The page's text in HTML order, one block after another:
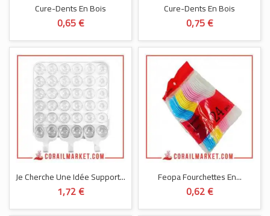
Cure-Dents En Bois
0,65 €
Cure-Dents En Bois
0,75 €
Je Cherche Une Idée Support...
1,72 €
Feopa Fourchettes En...
0,62 €